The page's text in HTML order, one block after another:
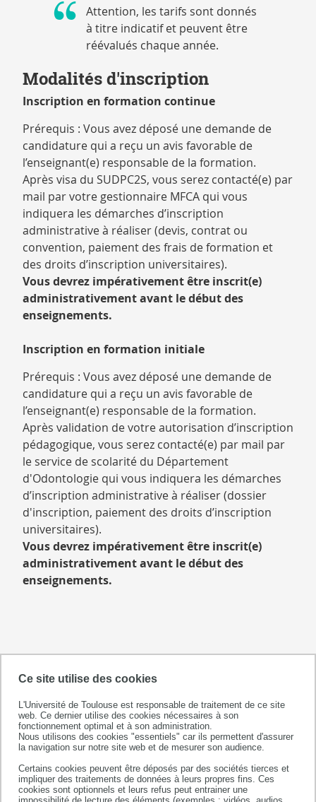
Ce site utilise des cookies
L'Université de Toulouse est responsable de traitement de ce site
web. Ce dernier utilise des cookies nécessaires à son
fonctionnement optimal et à son administration.
Nous utilisons des cookies "essentiels" car ils permettent d'assurer
la navigation sur notre site web et de mesurer son audience.
Certains cookies peuvent être déposés par des sociétés tierces et
impliquer des traitements de données à leurs propres fins. Ces
cookies sont optionnels et leurs refus peut entrainer une
Attention, les tarifs sont donnés
à titre indicatif et peuvent être
réévalués chaque année.
Modalités d'inscription
Inscription en formation continue
Prérequis : Vous avez déposé une demande de
candidature qui a reçu un avis favorable de
l’enseignant(e) responsable de la formation.
Après visa du SUDPC2S, vous serez contacté(e) par
mail par votre gestionnaire MFCA qui vous
indiquera les démarches d’inscription
administrative à réaliser (devis, contrat ou
convention, paiement des frais de formation et
des droits d’inscription universitaires).
Vous devrez impérativement être inscrit(e)
administrativement avant le début des
enseignements.
Inscription en formation initiale
Prérequis : Vous avez déposé une demande de
candidature qui a reçu un avis favorable de
l’enseignant(e) responsable de la formation.
Après validation de votre autorisation d’inscription
pédagogique, vous serez contacté(e) par mail par
le service de scolarité du Département
d'Odontologie qui vous indiquera les démarches
d’inscription administrative à réaliser (dossier
d'inscription, paiement des droits d’inscription
universitaires).
Vous devrez impérativement être inscrit(e)
administrativement avant le début des
enseignements.
Département d'odontologie
3, Chemin des Maraichers
31062 Toulouse Cedex 9